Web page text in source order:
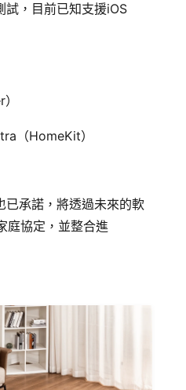
試，目前已知支援iOS
（HomeKit）
已承諾，將透過未來的軟
庭協定，並整合進